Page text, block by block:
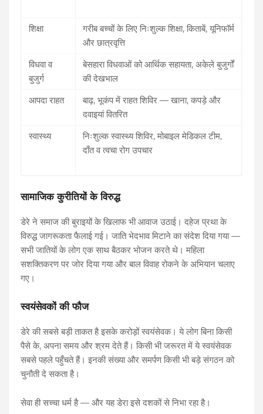
शिक्षा
गरीब बच्चों के लिए निःशुल्क शिक्षा, किताबें, यूनिफॉर्म
और छात्रवृत्ति
विधवा व
बुजुर्ग
बेसहारा विधवाओं को आर्थिक सहायता, अकेले बुजुर्गों
की देखभाल
आपदा राहत
बाढ़, भूकंप में राहत शिविर — खाना, कपड़े और
दवाइयां वितरित
स्वास्थ्य
निःशुल्क स्वास्थ्य शिविर, मोबाइल मेडिकल टीम,
दाँत व त्वचा रोग उपचार
सामाजिक कुरीतियों के विरुद्ध
डेरे ने समाज की बुराइयों के खिलाफ भी आवाज उठाई। दहेज प्रथा के
विरुद्ध जागरूकता फैलाई गई। जाति भेदभाव मिटाने का संदेश दिया गया —
सभी जातियों के लोग एक साथ बैठकर भोजन करते थे। महिला
सशक्तिकरण पर जोर दिया गया और बाल विवाह रोकने के अभियान चलाए
गए।
स्वयंसेवकों की फौज
डेरे की सबसे बड़ी ताकत है इसके करोड़ों स्वयंसेवक। ये लोग बिना किसी
पैसे के, अपना समय और श्रम देते हैं। किसी भी जरूरत में ये स्वयंसेवक
सबसे पहले पहुँचते हैं। इनकी संख्या और समर्पण किसी भी बड़े संगठन को
चुनौती दे सकता है।
सेवा ही सच्चा धर्म है — और यह डेरा इसे दशकों से निभा रहा है।